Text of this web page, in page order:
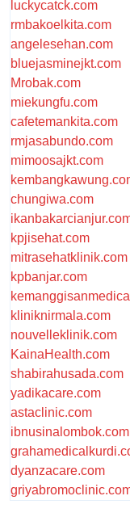
luckycatck.com
rmbakoelkita.com
angelesehan.com
bluejasminejkt.com
Mrobak.com
miekungfu.com
cafetemankita.com
rmjasabundo.com
mimoosajkt.com
chungiwa.com
kpjisehat.com
mitrasehatklinik.com
kpbanjar.com
kliniknirmala.com
nouvelleklinik.com
KainaHealth.com
shabirahusada.com
yadikacare.com
astaclinic.com
ibnusinalombok.com
dyanzacare.com